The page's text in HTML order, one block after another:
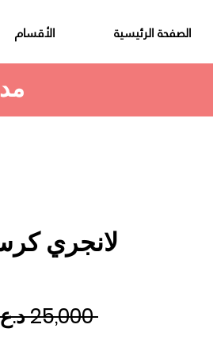
الصفحة الرئيسية الأقسام
لانجري
‏25,000 د.ع.‏